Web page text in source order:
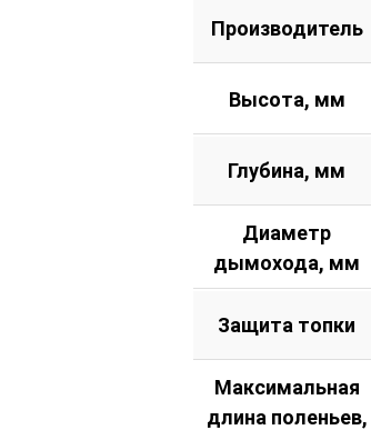
Производитель
Высота, мм
Глубина, мм
Диаметр
дымохода, мм
Защита топки
Максимальная
длина поленьев,